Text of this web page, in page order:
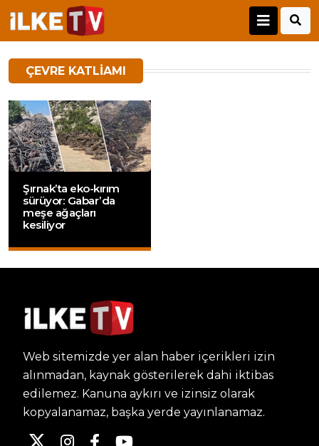
ÇEVRE KATLIAMI
Şırnak’ta eko-kırım
sürüyor: Gabar’da
meşe ağaçları
kesiliyor
Web sitemizde yer alan haber içerikleri izin
alınmadan, kaynak gösterilerek dahi iktibas
edilemez. Kanuna aykırı ve izinsiz olarak
kopyalanamaz, başka yerde yayınlanamaz.